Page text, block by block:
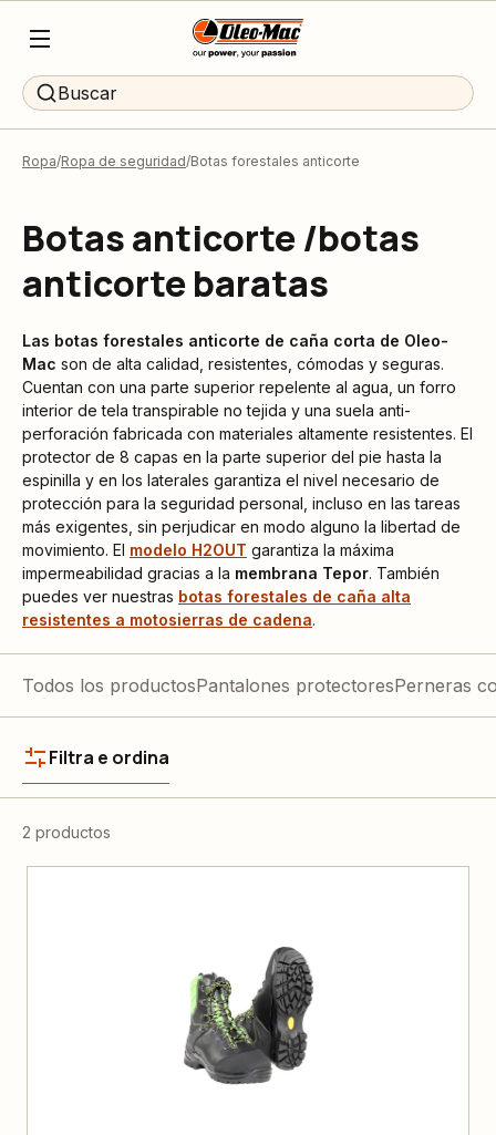
Buscar
Ropa Ropa de seguridad Botas forestales anticorte
Botas anticorte /botas
anticorte baratas
Las botas forestales anticorte de caña corta de Oleo-
Mac son de alta calidad, resistentes, cómodas y seguras.
Cuentan con una parte superior repelente al agua, un forro
interior de tela transpirable no tejida y una suela anti-
perforación fabricada con materiales altamente resistentes. El
protector de 8 capas en la parte superior del pie hasta la
espinilla y en los laterales garantiza el nivel necesario de
protección para la seguridad personal, incluso en las tareas
más exigentes, sin perjudicar en modo alguno la libertad de
movimiento. El modelo H2OUT garantiza la máxima
impermeabilidad gracias a la membrana Tepor. También
puedes ver nuestras botas forestales de caña alta
resistentes a motosierras de cadena.
Todos los productosPantalones protectoresPerneras
Filtra e ordina
2 productos